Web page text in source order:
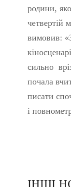
родини,
четвертій
вимовив:
сильно
почала
писати
і
ІНШІ